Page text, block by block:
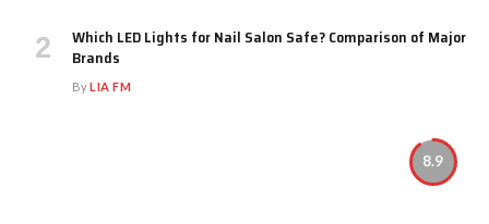
Which LED Lights for Nail Salon Safe? Comparison of Major
Brands
ByLIA FM
8.9